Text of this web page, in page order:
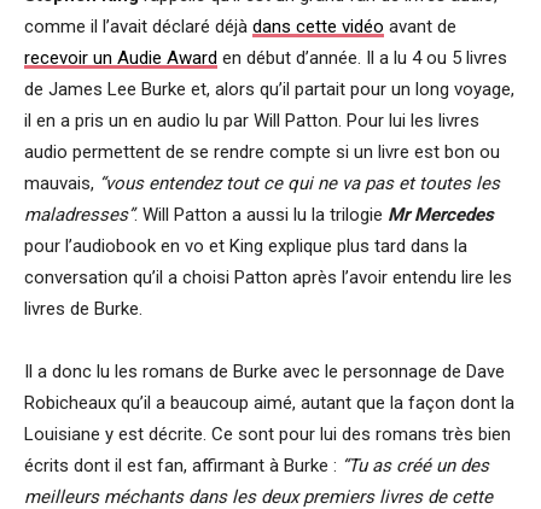
comme il l’avait déclaré déjà dans cette vidéo avant de
recevoir un Audie Award en début d’année. Il a lu 4 ou 5 livres
de James Lee Burke et, alors qu’il partait pour un long voyage,
il en a pris un en audio lu par Will Patton. Pour lui les livres
audio permettent de se rendre compte si un livre est bon ou
mauvais, “vous entendez tout ce qui ne va pas et toutes les
maladresses”. Will Patton a aussi lu la trilogie Mr Mercedes
pour l’audiobook en vo et King explique plus tard dans la
conversation qu’il a choisi Patton après l’avoir entendu lire les
livres de Burke.
Il a donc lu les romans de Burke avec le personnage de Dave
Robicheaux qu’il a beaucoup aimé, autant que la façon dont la
Louisiane y est décrite. Ce sont pour lui des romans très bien
écrits dont il est fan, affirmant à Burke : “Tu as créé un des
meilleurs méchants dans les deux premiers livres de cette